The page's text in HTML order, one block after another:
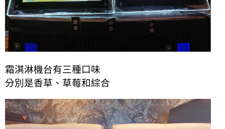
霜淇淋機台有三種口味
分別是香草、草莓和綜合